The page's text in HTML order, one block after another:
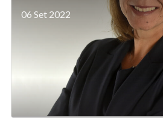
06 Set 2022